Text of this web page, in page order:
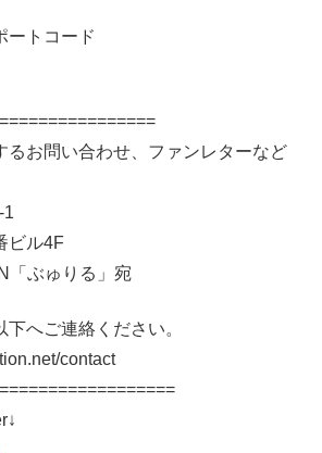
ートコード
お問い合わせ、ファンレターなど
1
ビル4F
「ぶゅりる」宛
へご連絡ください。
contact